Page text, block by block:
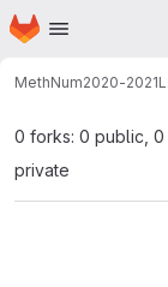
Passer au contenu principal
Page d'accueil
MethNum2020-2021
0 forks: 0 public, 0
private